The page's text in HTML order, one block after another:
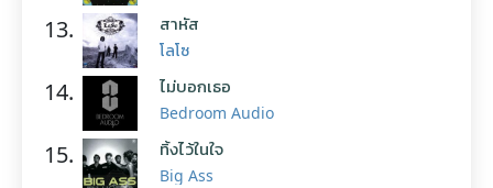
13. สาหัส
โลโซ
14. ไม่บอกเธอ
Bedroom Audio
15. ทิ้งไว้ในใจ
Big Ass